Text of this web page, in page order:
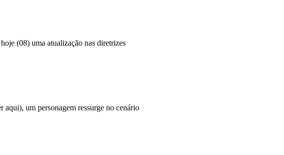
(08) uma atualização nas diretrizes
um personagem ressurge no cenário